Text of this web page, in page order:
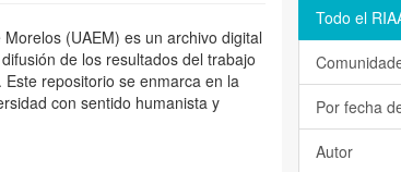
(UAEM) es un archivo digital
de los resultados del trabajo
repositorio se enmarca en la
con sentido humanista y
Todo el
Por fecha
Autor